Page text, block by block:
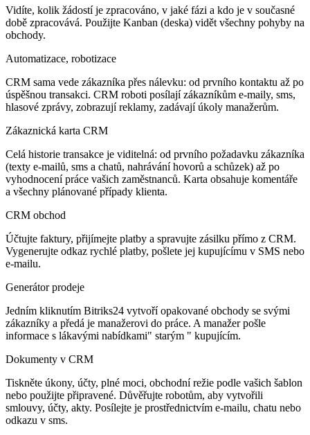
Vidíte, kolik žádostí je zpracováno, v jaké fázi a kdo je v současné
době zpracovává. Použijte Kanban (deska) vidět všechny pohyby na
obchody.
Automatizace, robotizace
CRM sama vede zákazníka přes nálevku: od prvního kontaktu až po
úspěšnou transakci. CRM roboti posílají zákazníkům e-maily, sms,
hlasové zprávy, zobrazují reklamy, zadávají úkoly manažerům.
Zákaznická karta CRM
Celá historie transakce je viditelná: od prvního požadavku zákazníka
(texty e-mailů, sms a chatů, nahrávání hovorů a schůzek) až po
vyhodnocení práce vašich zaměstnanců. Karta obsahuje komentáře
a všechny plánované případy klienta.
CRM obchod
Účtujte faktury, přijímejte platby a spravujte zásilku přímo z CRM.
Vygenerujte odkaz rychlé platby, pošlete jej kupujícímu v SMS nebo
e-mailu.
Generátor prodeje
Jedním kliknutím Bitriks24 vytvoří opakované obchody se svými
zákazníky a předá je manažerovi do práce. A manažer pošle
informace s lákavými nabídkami" starým " kupujícím.
Dokumenty v CRM
Tiskněte úkony, účty, plné moci, obchodní režie podle vašich šablon
nebo použijte připravené. Důvěřujte robotům, aby vytvořili
smlouvy, účty, akty. Posílejte je prostřednictvím e-mailu, chatu nebo
odkazu v sms.